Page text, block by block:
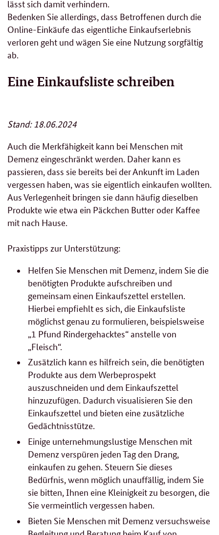
lässt sich damit verhindern.
Bedenken Sie allerdings, dass Betroffenen durch die
Online-Einkäufe das eigentliche Einkaufserlebnis
verloren geht und wägen Sie eine Nutzung sorgfältig
ab.
Eine Einkaufsliste schreiben
Stand: 18.06.2024
Auch die Merkfähigkeit kann bei Menschen mit
Demenz eingeschränkt werden. Daher kann es
passieren, dass sie bereits bei der Ankunft im Laden
vergessen haben, was sie eigentlich einkaufen wollten.
Aus Verlegenheit bringen sie dann häufig dieselben
Produkte wie etwa ein Päckchen Butter oder Kaffee
mit nach Hause.
Praxistipps zur Unterstützung:
Helfen Sie Menschen mit Demenz, indem Sie die
benötigten Produkte aufschreiben und
gemeinsam einen Einkaufszettel erstellen.
Hierbei empfiehlt es sich, die Einkaufsliste
möglichst genau zu formulieren, beispielsweise
„1 Pfund Rindergehacktes“ anstelle von
„Fleisch“.
Zusätzlich kann es hilfreich sein, die benötigten
Produkte aus dem Werbeprospekt
auszuschneiden und dem Einkaufszettel
hinzuzufügen. Dadurch visualisieren Sie den
Einkaufszettel und bieten eine zusätzliche
Gedächtnisstütze.
Einige unternehmungslustige Menschen mit
Demenz verspüren jeden Tag den Drang,
einkaufen zu gehen. Steuern Sie dieses
Bedürfnis, wenn möglich unauffällig, indem Sie
sie bitten, Ihnen eine Kleinigkeit zu besorgen, die
Sie vermeintlich vergessen haben.
Bieten Sie Menschen mit Demenz versuchsweise